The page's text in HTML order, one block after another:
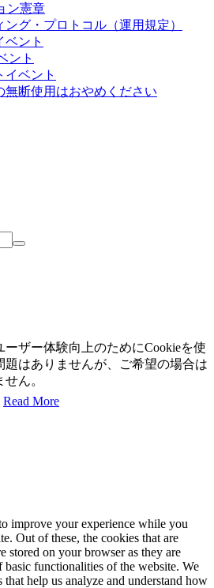
ン憲章
ング・プロトコル（運用規定）
ベント
ント
イベント
無断使用はおやめください
ザー体験向上のためにCookieを使
題はありませんが、ご希望の場合は
ん。
Read More
improve your experience while you
Out of these, the cookies that are
stored on your browser as they are
functionalities of the website. We
help us analyze and understand how